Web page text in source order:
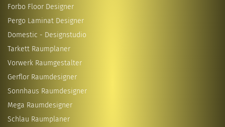
Forbo Floor Designer
Pergo Laminat Designer
Domestic - Designstudio
Tarkett Raumplaner
Vorwerk Raumgestalter
Gerflor Raumdesigner
Sonnhaus Raumdesigner
Mega Raumdesigner
Schlau Raumplaner